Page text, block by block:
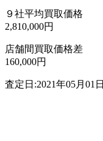
９社平均買取価格
2,810,000円
店舗間買取価格差
160,000円
査定日:2021年05月01日